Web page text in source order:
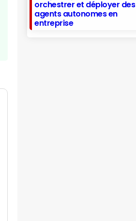
orchestrer et déployer des
agents autonomes en
entreprise